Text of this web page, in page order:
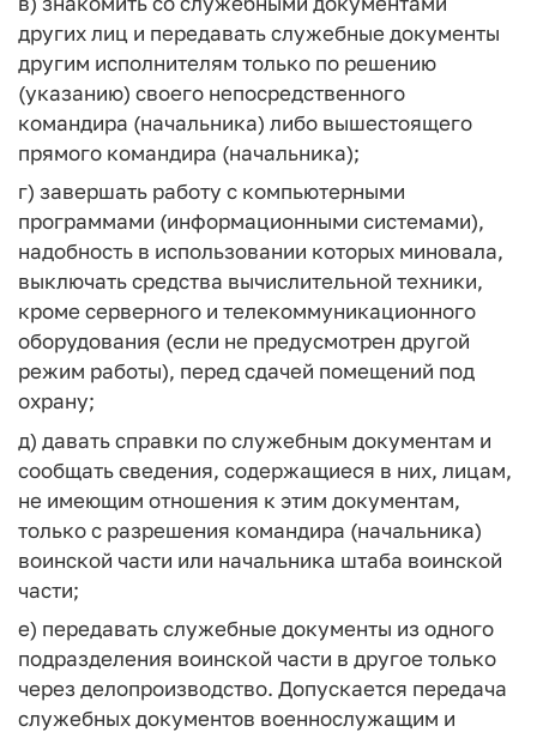
других лиц и передавать служебные документы
другим исполнителям только по решению
(указанию) своего непосредственного
командира (начальника) либо вышестоящего
прямого командира (начальника);
г) завершать работу с компьютерными
программами (информационными системами),
надобность в использовании которых миновала,
выключать средства вычислительной техники,
кроме серверного и телекоммуникационного
оборудования (если не предусмотрен другой
режим работы), перед сдачей помещений под
охрану;
д) давать справки по служебным документам и
сообщать сведения, содержащиеся в них, лицам,
не имеющим отношения к этим документам,
только с разрешения командира (начальника)
воинской части или начальника штаба воинской
части;
е) передавать служебные документы из одного
подразделения воинской части в другое только
через делопроизводство. Допускается передача
служебных документов военнослужащим и